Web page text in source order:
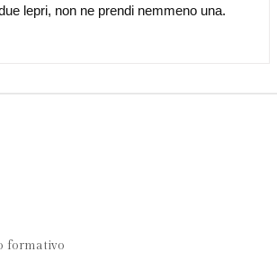
lepri, non ne prendi nemmeno una.
formativo